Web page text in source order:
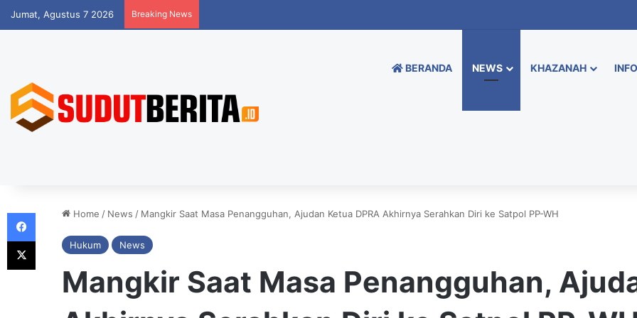
Jumat, Agustus 7 2026 Breaking News
BERANDA NEWS KHAZANAH
Home / News / Mangkir Saat Masa Penangguhan, Ajudan Ketua DPRA Akhirnya Serahkan Diri ke Satpol PP-WH
Hukum News
Mangkir Saat Masa Penangguhan,
Facebook
X